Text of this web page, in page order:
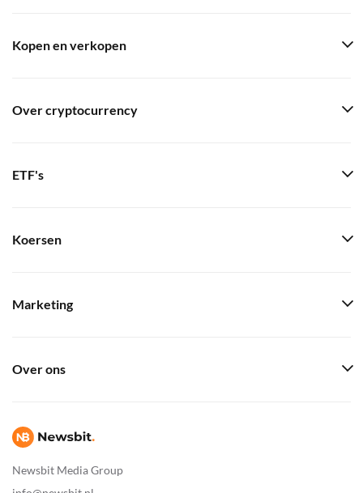
Newsbit Media Group
Kopen en verkopen
Over cryptocurrency
ETF's
Koersen
Marketing
Over ons